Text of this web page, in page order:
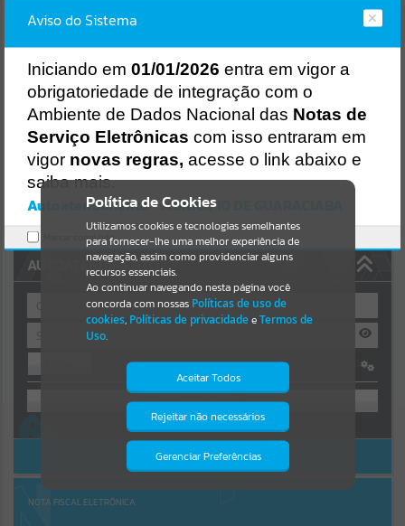
ISS/ALVARÁ
Resultados para""
Portais
Por favor, aguarde...
NOTÍCIAS
Por favor, aguarde...
Por favor, aguarde...
AUTOATENDIMENTO
OU
Cadastre-se|Recuperar Senha
ACESSAR SEM LOGIN
NOTA FISCAL ELETRÔNICA
Política de Cookies
Utilizamos cookies e tecnologias semelhantes
para fornecer-lhe uma melhor experiência de
navegação, assim como providenciar alguns
recursos essenciais.
Ao continuar navegando nesta página você
concorda com nossas Políticas de uso de
cookies, Políticas de privacidadeeTermos de
Uso.
Aceitar Todos
Rejeitar não necessários
Gerenciar Preferências
Isto significa que diversos recursos
providenciados poderão não estar
Aviso do Sistema
Iniciando em 01/01/2026 entra em vigor a
obrigatoriedade de integração com o
Ambiente de Dados Nacional das Notas de
Serviço Eletrônicas com isso entraram em
vigor novas regras, acesse o link abaixo e
saiba mais.
Autoatendimento - MUNICIPIO DE GUARACIABA
Marcar como lido.
Erro
Gerenciamento do Sistema
CÓDIGO DA MENSAGEM:
Ocorreu um erro de script:
Uncaught SyntaxError: Unexpected token '('
https://guaraciaba.atende.net/cidadao/pagina/static/bundle/wpo_in
dex_2_base_l2_portal_editores_sync_d9fb77cfd5741fafc9972edc7a6
41fea.js?v=83d4f602:47
Verificar Mais Detalhes